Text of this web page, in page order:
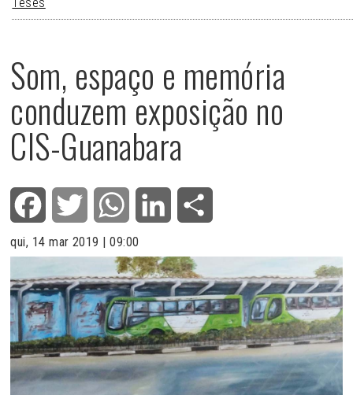
Som, espaço e memória
conduzem exposição no
CIS-Guanabara
Facebook Twitter WhatsApp LinkedIn
qui, 14 mar 2019 | 09:00